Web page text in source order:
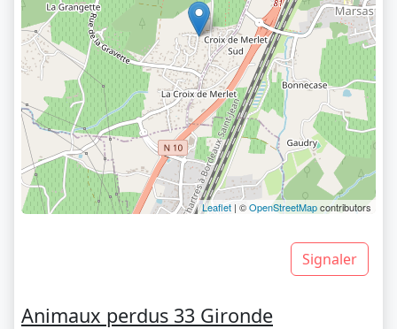
Leaflet | ©OpenStreetMapcontributors
Signaler
Animaux perdus 33 Gironde